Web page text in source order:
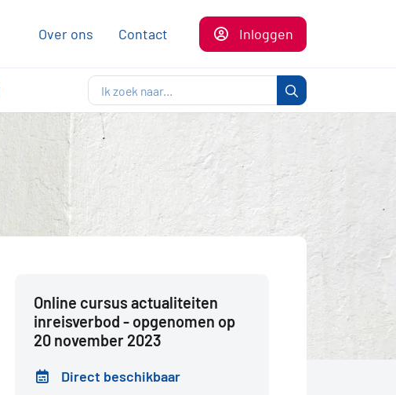
Over ons Contact Inloggen
Online cursus actualiteiten
inreisverbod - opgenomen op
20 november 2023
Direct beschikbaar